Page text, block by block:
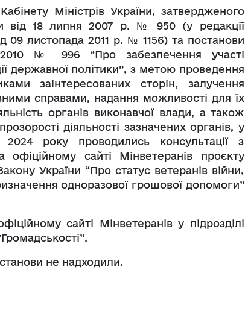
Міністрів України, затвердженого
від 18 липня 2007 р. № 950 (у редакції
09 листопада 2011 р. № 1156) та постанови
№ 996 “Про забезпечення участі
державної політики”, з метою проведення
заінтересованих сторін, залучення
справами, надання можливості для їх
органів виконавчої влади, а також
діяльності зазначених органів, у
року проводились консультації з
сайті Мінветеранів проєкту
України “Про статус ветеранів війни,
одноразової грошової допомоги”
сайті Мінветеранів у підрозділі
не надходили.